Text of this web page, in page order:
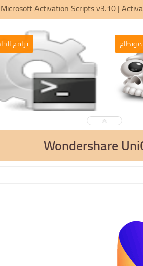
Microsoft Activation Scripts
برامج
Wondershare